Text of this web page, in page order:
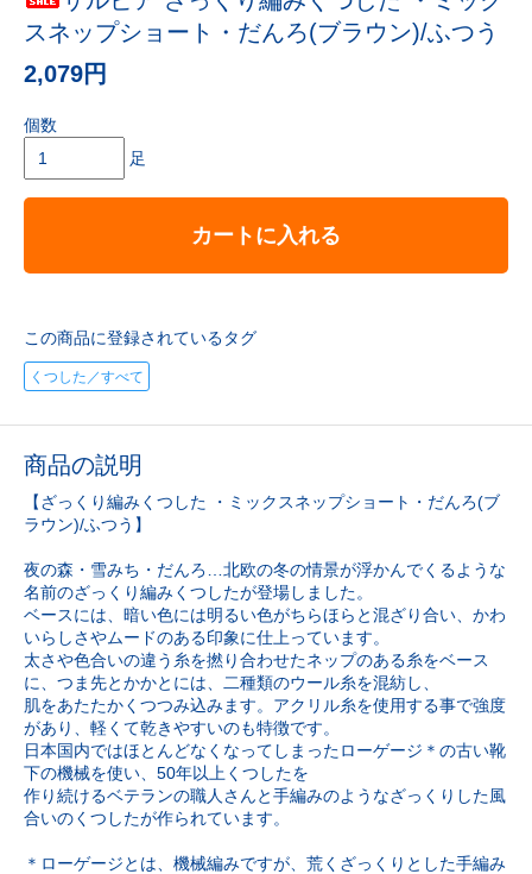
スネップショート・だんろ(ブラウン)/ふつう
2,079円
個数
足
カートに入れる
この商品に登録されているタグ
くつした／すべて
商品の説明
【ざっくり編みくつした ・ミックスネップショート・だんろ(ブ
ラウン)/ふつう】
夜の森・雪みち・だんろ…北欧の冬の情景が浮かんでくるような
名前のざっくり編みくつしたが登場しました。
ベースには、暗い色には明るい色がちらほらと混ざり合い、かわ
いらしさやムードのある印象に仕上っています。
太さや色合いの違う糸を撚り合わせたネップのある糸をベース
に、つま先とかかとには、二種類のウール糸を混紡し、
肌をあたたかくつつみ込みます。アクリル糸を使用する事で強度
があり、軽くて乾きやすいのも特徴です。
日本国内ではほとんどなくなってしまったローゲージ＊の古い靴
下の機械を使い、50年以上くつしたを
作り続けるベテランの職人さんと手編みのようなざっくりした風
合いのくつしたが作られています。
＊ローゲージとは、機械編みですが、荒くざっくりとした手編み